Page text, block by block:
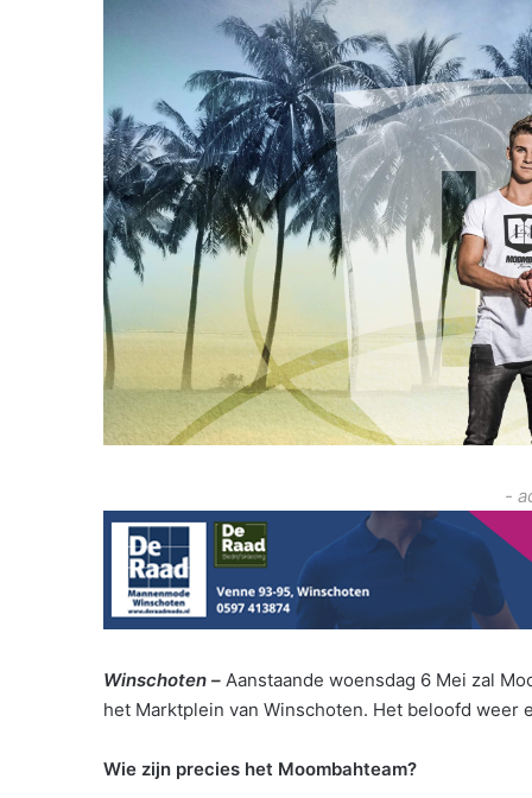
-
Winschoten – Aanstaande woensdag 6 Mei zal
het Marktplein van Winschoten. Het beloofd weer
Wie zijn precies het Moombahteam?